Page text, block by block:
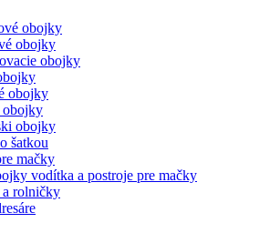
obojky
obojky
obojky
obojky
obojky
obojky
šatkou
mačky
vodítka a postroje pre mačky
a rolničky